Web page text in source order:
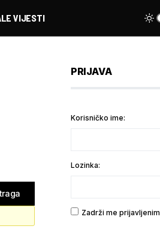
VIJESTI
PRIJAVA
Korisničko ime:
Lozinka:
Zadrži me prijavljenim